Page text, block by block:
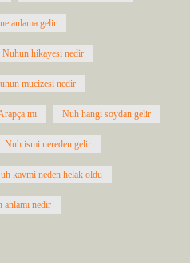
anlama gelir
Nuhun hikayesi nedir
mucizesi nedir
mı Nuh hangi soydan gelir
Nuh ismi nereden gelir
kavmi neden helak oldu
nedir